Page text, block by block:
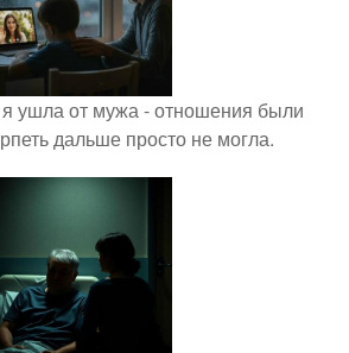
ушла от мужа - отношения были
дальше просто не могла.